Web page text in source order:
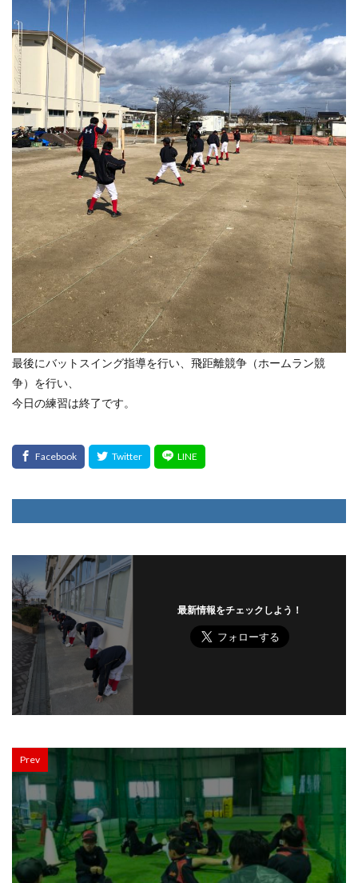
最後にバットスイング指導を行い、飛距離競争（ホームラン競
争）を行い、
今日の練習は終了です。
最新情報をチェックしよう！
Prev